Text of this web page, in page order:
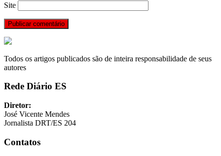
Site
Todos os artigos publicados são de inteira responsabilidade de seus
autores
Rede Diário ES
Diretor:
José Vicente Mendes
Jornalista DRT/ES 204
Contatos